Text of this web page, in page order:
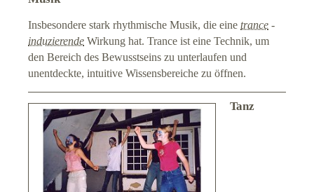
Insbesondere stark rhythmische Musik, die einetrance -
induzierende Wirkung hat. Trance ist eine Technik, um
den Bereich des Bewusstseins zu unterlaufen und
unentdeckte, intuitive Wissensbereiche zu öffnen.
Tanz